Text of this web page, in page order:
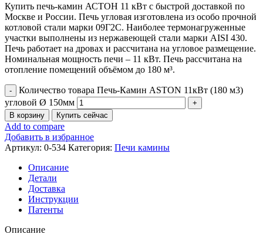
Купить печь-камин АСТОН 11 кВт с быстрой доставкой по
Москве и России. Печь угловая изготовлена из особо прочной
котловой стали марки 09Г2С. Наиболее термонагруженные
участки выполнены из нержавеющей стали марки AISI 430.
Печь работает на дровах и рассчитана на угловое размещение.
Номинальная мощность печи – 11 кВт. Печь рассчитана на
отопление помещений объёмом до 180 м³.
Количество товара Печь-Камин ASTON 11кВт (180 м3)
угловой Ø 150мм
В корзину Купить сейчас
Add to compare
Добавить в избранное
Артикул: 0-534 Категория: Печи камины
Описание
Детали
Доставка
Инструкции
Патенты
Описание